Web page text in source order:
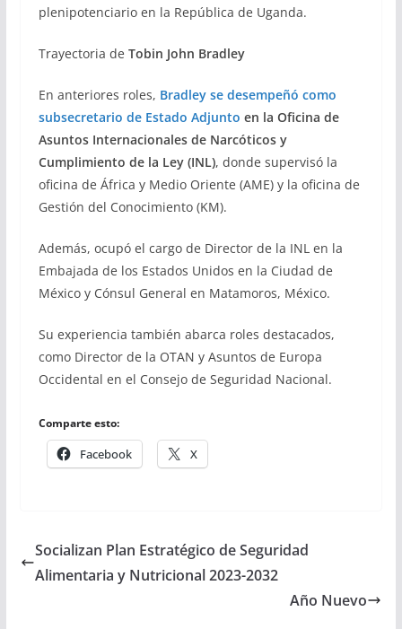
plenipotenciario en la República de Uganda.
Trayectoria de Tobin John Bradley
En anteriores roles, Bradley se desempeñó como
subsecretario de Estado Adjunto en la Oficina de
Asuntos Internacionales de Narcóticos y
Cumplimiento de la Ley (INL), donde supervisó la
oficina de África y Medio Oriente (AME) y la oficina de
Gestión del Conocimiento (KM).
Además, ocupó el cargo de Director de la INL en la
Embajada de los Estados Unidos en la Ciudad de
México y Cónsul General en Matamoros, México.
Su experiencia también abarca roles destacados,
como Director de la OTAN y Asuntos de Europa
Occidental en el Consejo de Seguridad Nacional.
Comparte esto:
Facebook X
Socializan Plan Estratégico de Seguridad
Alimentaria y Nutricional 2023-2032
Año Nuevo